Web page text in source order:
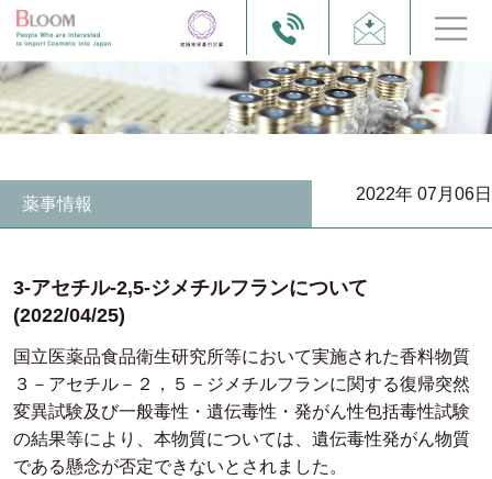
薬事情報
2022年 07月06日
3-アセチル-2,5-ジメチルフランについて
(2022/04/25)
国立医薬品食品衛生研究所等において実施された香料物質
３－アセチル－２，５－ジメチルフランに関する復帰突然
変異試験及び一般毒性・遺伝毒性・発がん性包括毒性試験
の結果等により、本物質については、遺伝毒性発がん物質
である懸念が否定できないとされました。